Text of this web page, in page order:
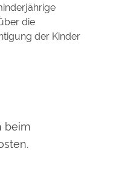
die
der Kinder
beim